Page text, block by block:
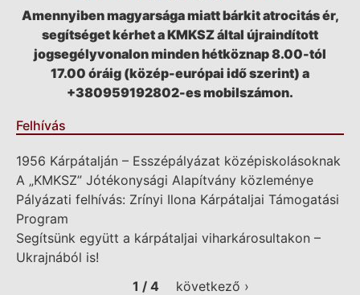
Amennyiben magyarsága miatt bárkit atrocitás ér,
segítséget kérhet a KMKSZ által újraindított
jogsegélyvonalon minden hétköznap 8.00-tól
17.00 óráig (közép-európai idő szerint) a
+380959192802-es mobilszámon.
Felhívás
1956 Kárpátalján – Esszépályázat középiskolásoknak
A „KMKSZ” Jótékonysági Alapítvány közleménye
Pályázati felhívás: Zrínyi Ilona Kárpátaljai Támogatási
Program
Segítsünk együtt a kárpátaljai viharkárosultakon –
Ukrajnából is!
1 / 4
következő ›